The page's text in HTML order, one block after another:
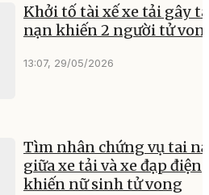
Khởi tố tài xế xe tải gây
nạn khiến 2 người tử
13:07, 29/05/2026
Tìm nhân chứng vụ tai
giữa xe tải và xe đạp điện
khiến nữ sinh tử vong